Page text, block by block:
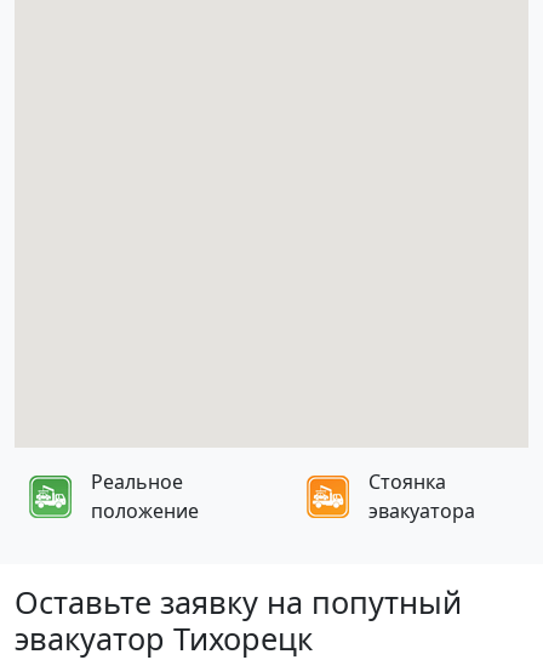
Реальное
положение
Стоянка
эвакуатора
Оставьте заявку на попутный
эвакуатор Тихорецк